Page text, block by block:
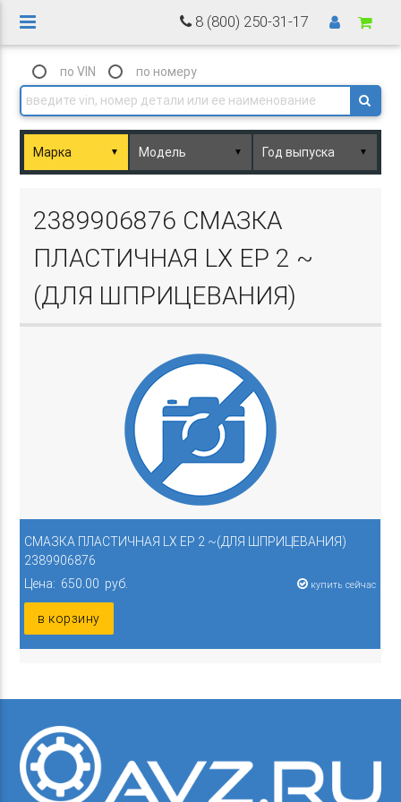
8 (800) 250-31-17
по VIN по номеру
▼ ▼ ▼
2389906876 СМАЗКА
ПЛАСТИЧНАЯ LX EP 2 ~
(ДЛЯ ШПРИЦЕВАНИЯ)
СМАЗКА ПЛАСТИЧНАЯ LX EP 2 ~(ДЛЯ ШПРИЦЕВАНИЯ)
2389906876
Цена: 650.00 руб.
купить сейчас
в корзину